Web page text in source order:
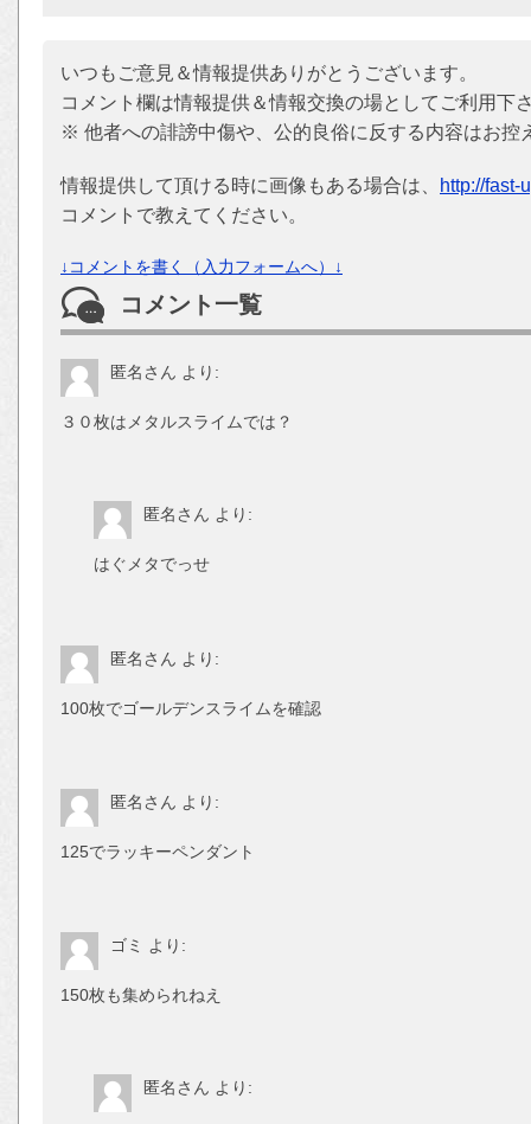
いつもご意見＆情報提供ありがとうございます。
コメント欄は情報提供＆情報交換の場としてご利用下
※ 他者への誹謗中傷や、公的良俗に反する内容はお控
情報提供して頂ける時に画像もある場合は、
http://fast-
コメントで教えてください。
↓コメントを書く（入力フォームへ）↓
コメント一覧
匿名さん より:
３０枚はメタルスライムでは？
匿名さん より:
はぐメタでっせ
匿名さん より:
100枚でゴールデンスライムを確認
匿名さん より:
125でラッキーペンダント
ゴミ より:
150枚も集められねえ
匿名さん より: